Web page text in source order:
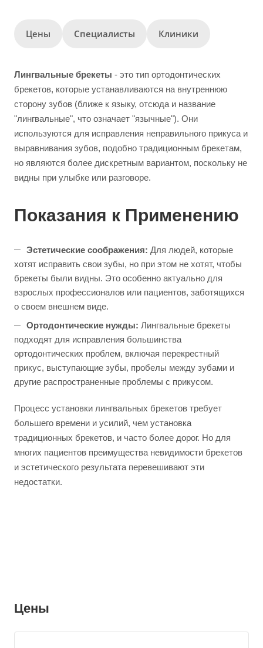
Цены Специалисты Клиники
Лингвальные брекеты - это тип ортодонтических
брекетов, которые устанавливаются на внутреннюю
сторону зубов (ближе к языку, отсюда и название
"лингвальные", что означает "язычные"). Они
используются для исправления неправильного прикуса и
выравнивания зубов, подобно традиционным брекетам,
но являются более дискретным вариантом, поскольку не
видны при улыбке или разговоре.
Показания к Применению
Эстетические соображения: Для людей, которые
хотят исправить свои зубы, но при этом не хотят, чтобы
брекеты были видны. Это особенно актуально для
взрослых профессионалов или пациентов, заботящихся
о своем внешнем виде.
Ортодонтические нужды: Лингвальные брекеты
подходят для исправления большинства
ортодонтических проблем, включая перекрестный
прикус, выступающие зубы, пробелы между зубами и
другие распространенные проблемы с прикусом.
Процесс установки лингвальных брекетов требует
большего времени и усилий, чем установка
традиционных брекетов, и часто более дорог. Но для
многих пациентов преимущества невидимости брекетов
и эстетического результата перевешивают эти
недостатки.
Цены